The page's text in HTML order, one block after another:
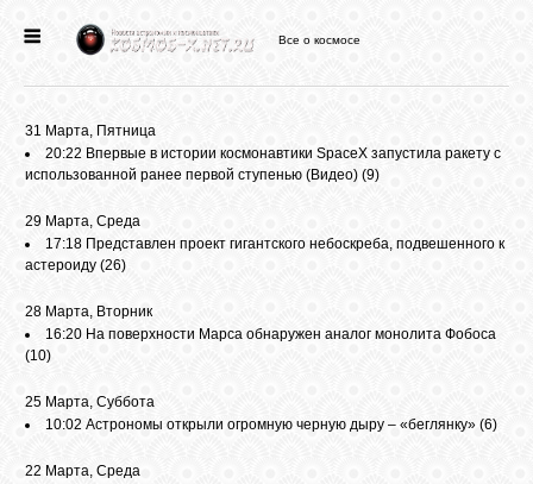
НОВОСТИ
ФОРУМ
ФАЙЛЫ
Все о космосе
31 Марта, Пятница
20:22 Впервые в истории космонавтики SpaceX запустила ракету с
использованной ранее первой ступенью (Видео) (9)
29 Марта, Среда
17:18 Представлен проект гигантского небоскреба, подвешенного к
астероиду (26)
28 Марта, Вторник
16:20 На поверхности Марса обнаружен аналог монолита Фобоса
(10)
25 Марта, Суббота
10:02 Астрономы открыли огромную черную дыру – «беглянку» (6)
22 Марта, Среда